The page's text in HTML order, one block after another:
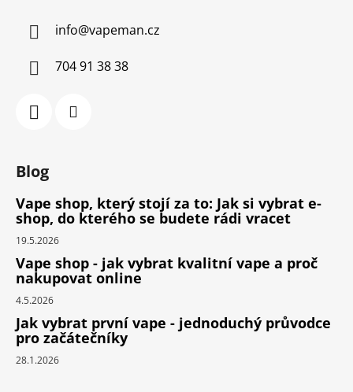
info@vapeman.cz
704 91 38 38
Blog
Vape shop, který stojí za to: Jak si vybrat e-
shop, do kterého se budete rádi vracet
19.5.2026
Vape shop - jak vybrat kvalitní vape a proč
nakupovat online
4.5.2026
Jak vybrat první vape - jednoduchý průvodce
pro začátečníky
28.1.2026